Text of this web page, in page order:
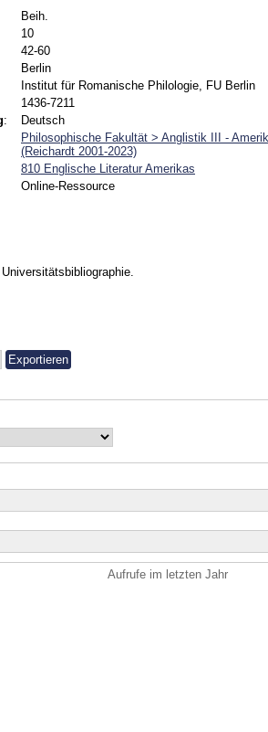
Beih.
10
42-60
Berlin
Institut für Romanische Philologie, FU Berlin
1436-7211
:
Deutsch
Philosophische Fakultät > Anglistik III -
(Reichardt 2001-2023)
810 Englische Literatur Amerikas
Online-Ressource
Aufrufe im letzten Jahr